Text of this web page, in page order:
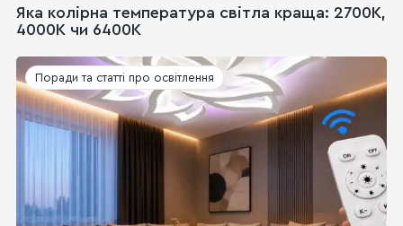
Яка колірна температура світла краща: 2700K,
4000K чи 6400K
Поради та статті про освітлення